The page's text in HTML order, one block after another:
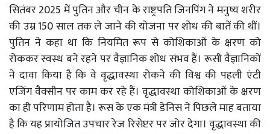
सितंबर 2025 में पुतिन और चीन के राष्ट्रपति जिनपिंग ने मनुष्य शरीर
की उम्र 150 साल तक ले जाने की योजना पर शोध की बातें की थीं।
पुतिन ने कहा था कि नियमित रूप से कोशिकाओं के क्षरण को
रोककर स्वस्थ बने रहने पर वैज्ञानिक शोध संभव हैं। रूसी वैज्ञानिकों
ने दावा किया है कि वे वृद्धावस्था रोकने की विश्व की पहली एंटी
एजिंग वैक्सीन पर काम कर रहे हैं। वृद्धावस्था कोशिकाओं के क्षरण
का ही परिणाम होता है। रूस के एक मंत्री डेनिस ने पिछले माह बताया
है कि यह प्रायोजित उपचार रेज रिसेप्टर पर जोर देगा। वृद्धावस्था की